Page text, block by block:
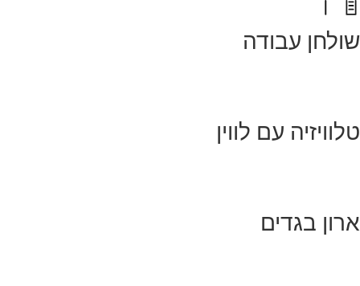
שולחן עבודה
טלוויזיה עם לווין
ארון בגדים